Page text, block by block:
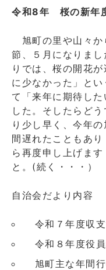
和
年
１
日
第
101
号
Web
版
に
令和8年 桜の新年
旭町の里や山々か
節、５月になりま
りでは、桜の開花
に少なかった」と
て「来年に期待し
した。そしたらど
り少し早く、今年
間遅れたこともあ
ら再度申し上げます
と。(続く・・・）
自治会だより内容
令和７年度収
令和８年度役
旭町主な年間